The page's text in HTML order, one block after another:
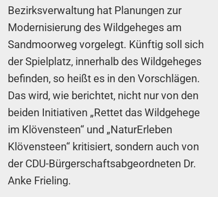
Bezirksverwaltung hat Planungen zur
Modernisierung des Wildgeheges am
Sandmoorweg vorgelegt. Künftig soll sich
der Spielplatz, innerhalb des Wildgeheges
befinden, so heißt es in den Vorschlägen.
Das wird, wie berichtet, nicht nur von den
beiden Initiativen „Rettet das Wildgehege
im Klövensteen“ und „NaturErleben
Klövensteen“ kritisiert, sondern auch von
der CDU-Bürgerschaftsabgeordneten Dr.
Anke Frieling.